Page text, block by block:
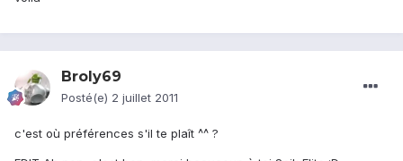
Broly69
Posté(e) 2 juillet 2011
c'est où préférences s'il te plaît ^^ ?